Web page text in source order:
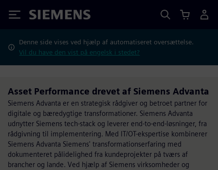
Siemens
Denne side vises ved hjælp af automatiseret oversættelse.
Vil du have den vist på engelsk i stedet?
Asset Performance drevet af Siemens Advanta
Siemens Advanta er en strategisk rådgiver og betroet partner for
digitale og bæredygtige transformationer. Siemens Advanta
udnytter Siemens tech-stack og leverer end-to-end-løsninger, fra
rådgivning til implementering. Med IT/OT-ekspertise kombinerer
Siemens Advanta Siemens' transformationserfaring med
dokumenteret pålidelighed fra kundeprojekter på tværs af
brancher og lande. Ved hjælp af Siemens virksomheder og